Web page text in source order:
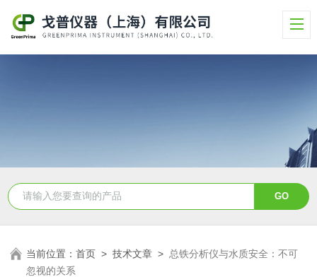
当前位置：首页 >技术文章 > 总铁分析仪与水质安全：不可
忽视的关系